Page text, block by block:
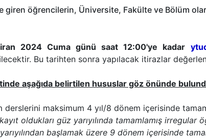
öğrencilerin, Üniversite, Fakülte ve Bölüm
2024 Cuma günü saat 12:00'ye kadar
Bu tarihten sonra yapılacak itirazlar
aşağıda belirtilen hususlar göz önünde
derslerini maksimum 4 yıl/8 dönem içerisinde
oldukları güz yarıyılında tamamlamış
başlamak üzere 9 dönem içerisinde